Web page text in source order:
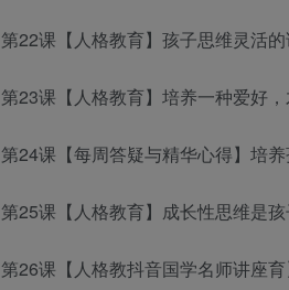
第22课【人格教育】孩子思维灵活
第23课【人格教育】培养一种爱好
第24课【每周答疑与精华心得】培
第25课【人格教育】成长性思维是
第26课【人格教抖音国学名师讲座育